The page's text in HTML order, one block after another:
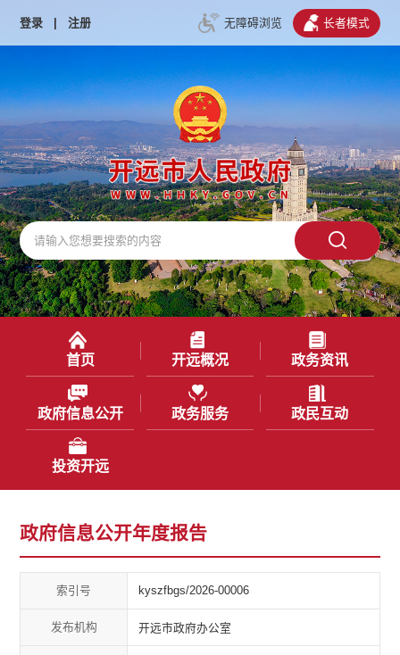
登录 | 注册 无障碍浏览 长者模式
首页 开远概况 政务资讯
政府信息公开 政务服务 政民互动
投资开远
政府信息公开年度报告
索引号 kyszfbgs/2026-00006
发布机构 开远市政府办公室